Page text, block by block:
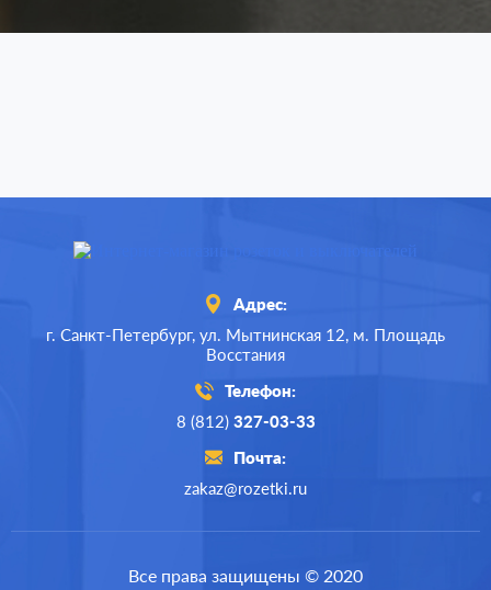
Адрес:
г. Санкт-Петербург, ул. Мытнинская 12, м. Площадь
Восстания
Телефон:
8 (812) 327-03-33
Почта:
zakaz@rozetki.ru
Все права защищены © 2020